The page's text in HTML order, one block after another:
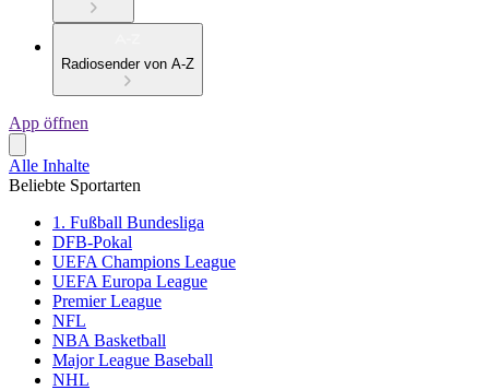
Radiosender von A-Z
App öffnen
Alle Inhalte
Beliebte Sportarten
1. Fußball Bundesliga
DFB-Pokal
UEFA Champions League
UEFA Europa League
Premier League
NFL
NBA Basketball
Major League Baseball
NHL